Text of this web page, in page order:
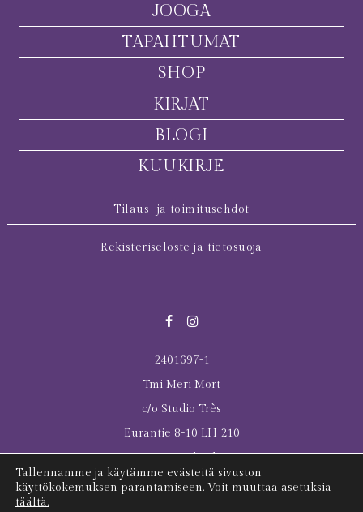
JOOGA
TAPAHTUMAT
SHOP
KIRJAT
BLOGI
KUUKIRJE
Tilaus- ja toimitusehdot
Rekisteriseloste ja tietosuoja
2401697-1
Tmi Meri Mort
c/o Studio Très
Eurantie 8-10 LH 210
00550 Helsinki
© 2026 All rights reserved Meri Mort
Tallennamme ja käytämme evästeitä sivuston
käyttökokemuksen parantamiseen. Voit muuttaa asetuksia
täältä.